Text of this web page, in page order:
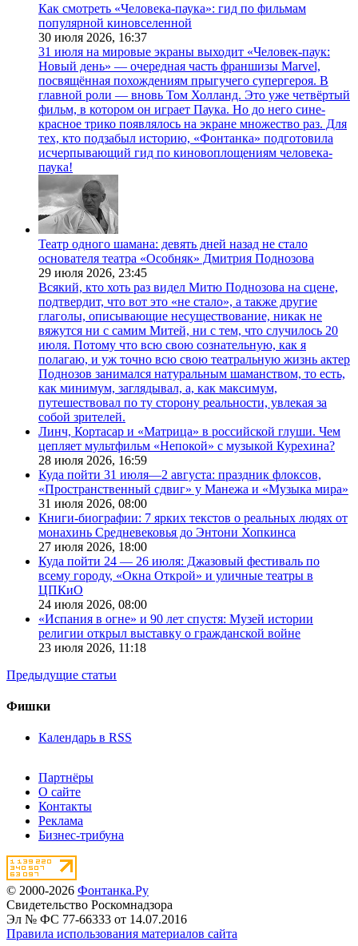
Как смотреть «Человека-паука»: гид по фильмам
популярной киновселенной
30 июля 2026, 16:37
31 июля на мировые экраны выходит «Человек-паук:
Новый день» — очередная часть франшизы Marvel,
посвящённая похождениям прыгучего супергероя. В
главной роли — вновь Том Холланд. Это уже четвёртый
фильм, в котором он играет Паука. Но до него сине-
красное трико появлялось на экране множество раз. Для
тех, кто подзабыл историю, «Фонтанка» подготовила
исчерпывающий гид по киновоплощениям человека-
паука!
Театр одного шамана: девять дней назад не стало
основателя театра «Особняк» Дмитрия Поднозова
29 июля 2026, 23:45
Всякий, кто хоть раз видел Митю Поднозова на сцене,
подтвердит, что вот это «не стало», а также другие
глаголы, описывающие несуществование, никак не
вяжутся ни с самим Митей, ни с тем, что случилось 20
июля. Потому что всю свою сознательную, как я
полагаю, и уж точно всю свою театральную жизнь актер
Поднозов занимался натуральным шаманством, то есть,
как минимум, заглядывал, а, как максимум,
путешествовал по ту сторону реальности, увлекая за
собой зрителей.
Линч, Кортасар и «Матрица» в российской глуши. Чем
цепляет мультфильм «Непокой» с музыкой Курехина?
28 июля 2026, 16:59
Куда пойти 31 июля—2 августа: праздник флоксов,
«Пространственный сдвиг» у Манежа и «Музыка мира»
31 июля 2026, 08:00
Книги-биографии: 7 ярких текстов о реальных людях от
монахинь Средневековья до Энтони Хопкинса
27 июля 2026, 18:00
Куда пойти 24 — 26 июля: Джазовый фестиваль по
всему городу, «Окна Открой» и уличные театры в
ЦПКиО
24 июля 2026, 08:00
«Испания в огне» и 90 лет спустя: Музей истории
религии открыл выставку о гражданской войне
23 июля 2026, 11:18
Предыдущие статьи
Фишки
Календарь в RSS
Партнёры
О сайте
Контакты
Реклама
Бизнес-трибуна
© 2000-2026 Фонтанка.Ру
Свидетельство Роскомнадзора
Эл № ФС 77-66333 от 14.07.2016
Правила использования материалов сайта